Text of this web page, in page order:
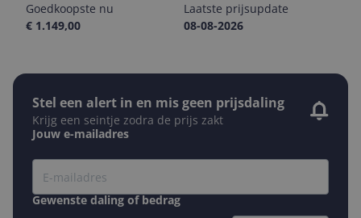
Goedkoopste nu
€ 1.149,00
Laatste prijsupdate
08-08-2026
Stel een alert in en mis geen prijsdaling
Krijg een seintje zodra de prijs zakt
Jouw e-mailadres
Gewenste daling of bedrag
Gewenste prijs